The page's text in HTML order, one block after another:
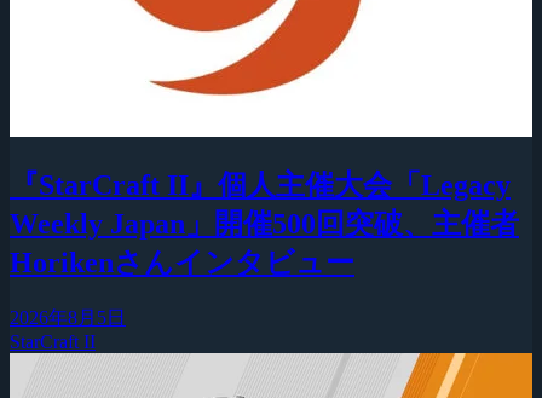
『StarCraft II』個人主催大会「Legacy
Weekly Japan」開催500回突破、主催者
Horikenさんインタビュー
2026年8月5日
StarCraft II